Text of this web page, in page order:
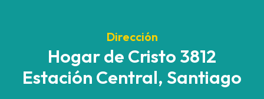
Dirección
Hogar de Cristo 3812
Estación Central, Santiago